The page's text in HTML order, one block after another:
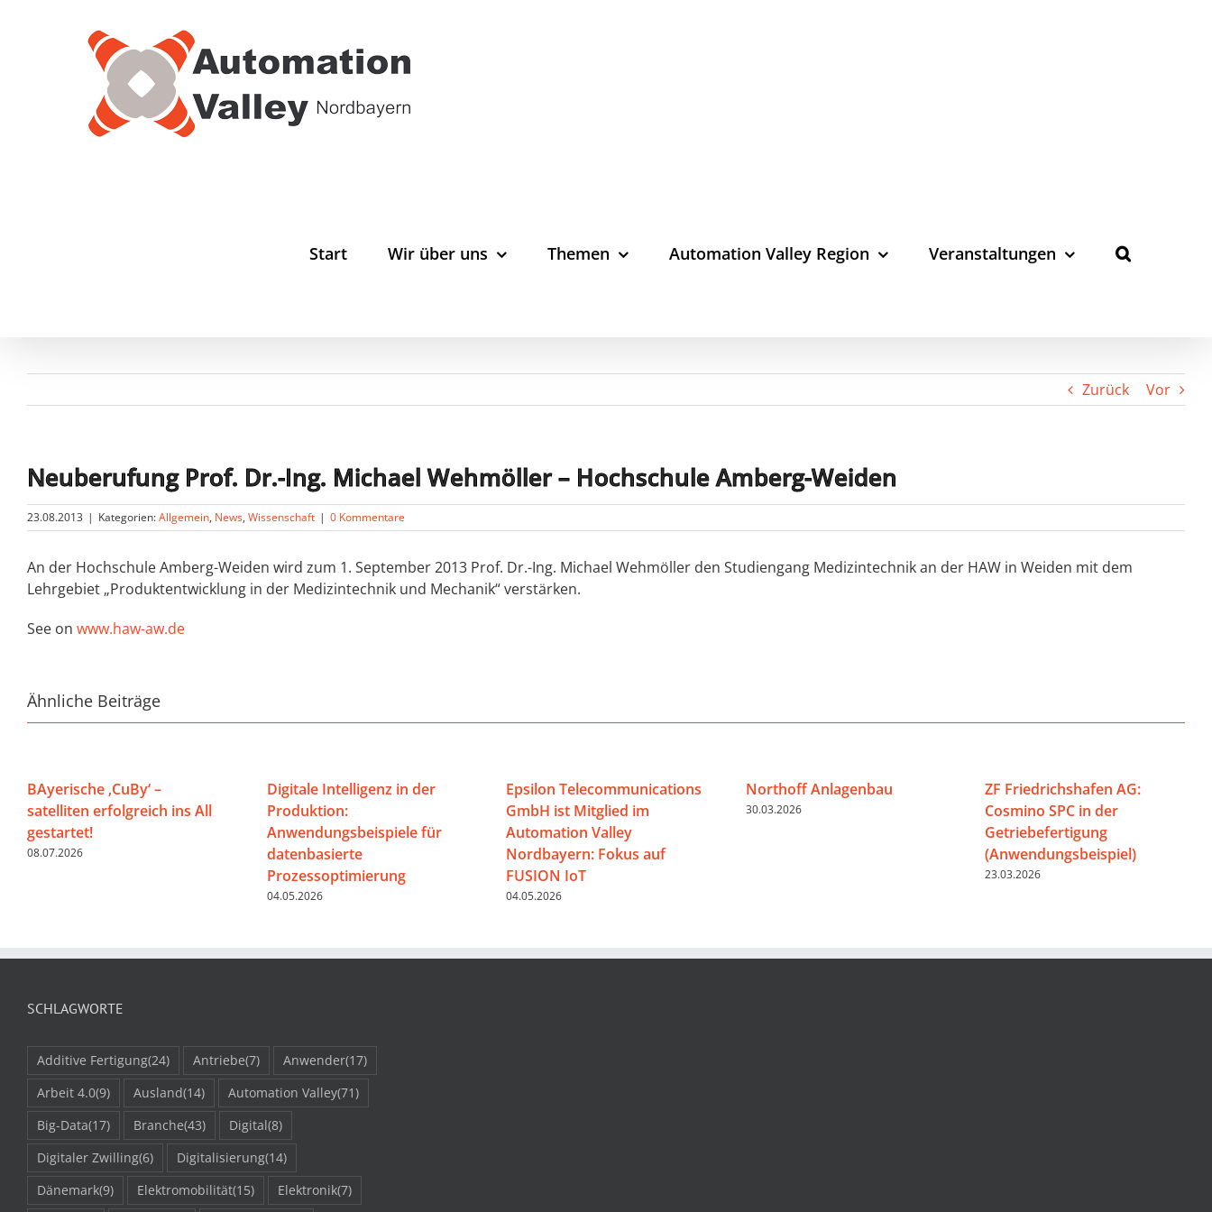
Start Wir über uns Themen Automation Valley Region Veranstaltungen
Zurück Vor
Neuberufung Prof. Dr.-Ing. Michael Wehmöller – Hochschule Amberg-Weiden
23.08.2013 | Kategorien:Allgemein, News, Wissenschaft | 0 Kommentare
An der Hochschule Amberg-Weiden wird zum 1. September 2013 Prof. Dr.-Ing. Michael Wehmöller den Studiengang Medizintechnik an der HAW in Weiden mit dem
Lehrgebiet „Produktentwicklung in der Medizintechnik und Mechanik“ verstärken.
See on www.haw-aw.de
Ähnliche Beiträge
BAyerische ‚CuBy‘ –
satelliten erfolgreich ins All
gestartet!
08.07.2026
Digitale Intelligenz in der
Produktion:
Anwendungsbeispiele für
datenbasierte
Prozessoptimierung
04.05.2026
Epsilon Telecommunications
GmbH ist Mitglied im
Automation Valley
Nordbayern: Fokus auf
FUSION IoT
04.05.2026
Northoff Anlagenbau
30.03.2026
ZF Friedrichshafen AG:
Cosmino SPC in der
Getriebefertigung
(Anwendungsbeispiel)
23.03.2026
SCHLAGWORTE
Additive Fertigung(24) Antriebe(7) Anwender(17)
Arbeit 4.0(9) Ausland(14) Automation Valley(71)
Big-Data(17) Branche(43) Digital(8)
Digitaler Zwilling(6) Digitalisierung(14)
Dänemark(9) Elektromobilität(15) Elektronik(7)